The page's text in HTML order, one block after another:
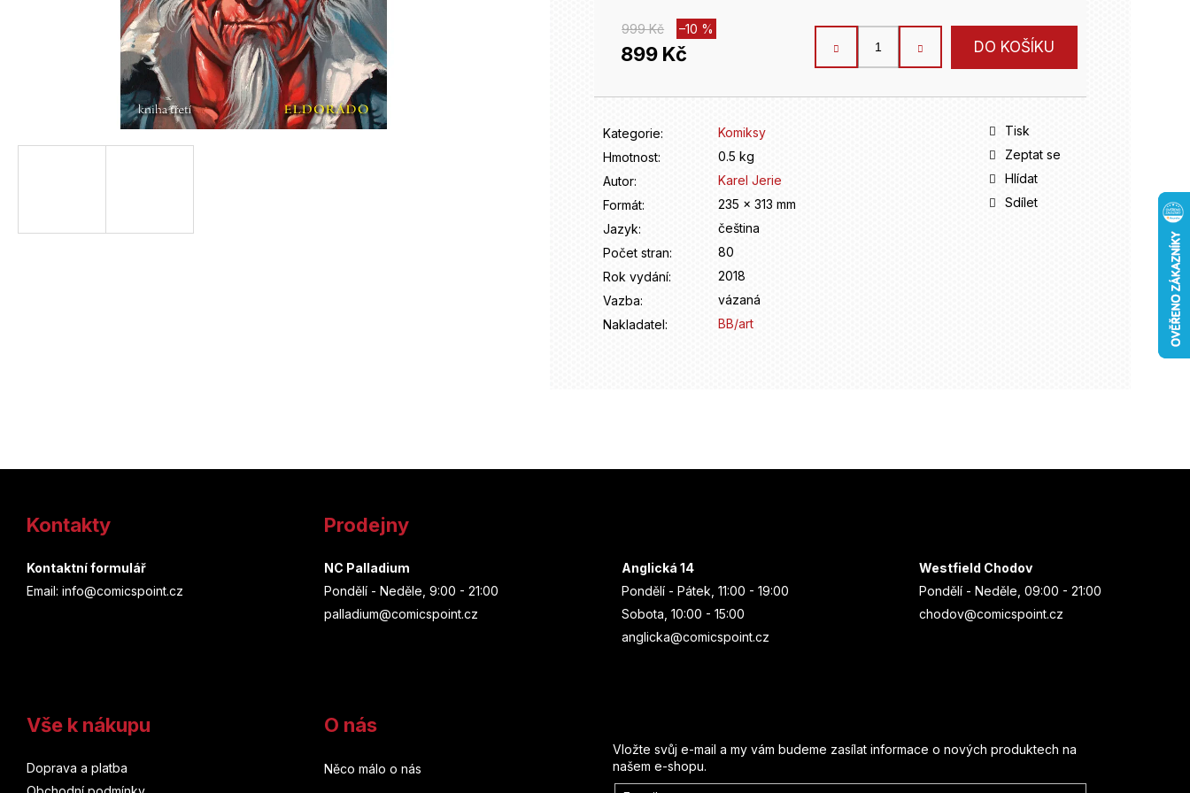
999 Kč –10 %
899 Kč
Měrná
DO KOŠÍKU
Kategorie:
Komiksy
Hmotnost:
0.5 kg
Autor:
Karel Jerie
Formát:
235 x 313 mm
Jazyk:
čeština
Počet stran:
80
Rok vydání:
2018
Vazba:
vázaná
Nakladatel: BB/art
Tisk
Zeptat se
Hlídat
Sdílet
Kontakty
Kontaktní formulář
Email: info@comicspoint.cz
Prodejny
NC Palladium
Pondělí - Neděle, 9:00 - 21:00
palladium@comicspoint.cz
Anglická 14
Pondělí - Pátek, 11:00 - 19:00
Sobota, 10:00 - 15:00
anglicka@comicspoint.cz
Westfield Chodov
Pondělí - Neděle, 09:00 - 21:00
chodov@comicspoint.cz
Vše k nákupu
Doprava a platba
O nás
Něco málo o nás
Vložte svůj e-mail a my vám budeme zasílat informace o nových produktech na
našem e-shopu.